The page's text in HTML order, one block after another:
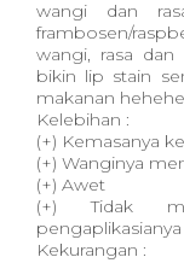
wangi dan
frambosen/
wangi, rasa dan
bikin lip stain
makanan
Kelebihan :
(+) Kemasanya
(+) Wanginya
(+) Awet
(+) Tidak
Kekurangan :